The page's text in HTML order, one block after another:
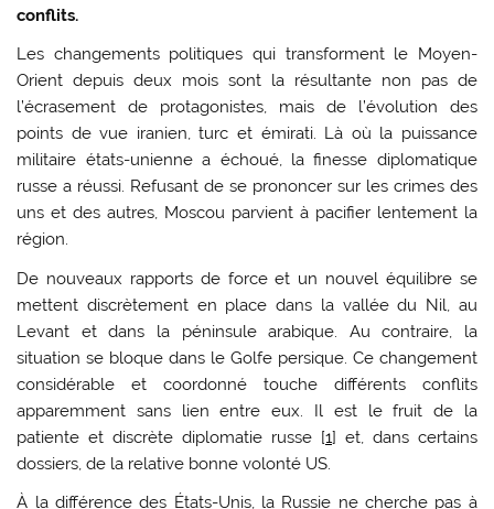
conflits.
Les changements politiques qui transforment le Moyen-
Orient depuis deux mois sont la résultante non pas de
l’écrasement de protagonistes, mais de l’évolution des
points de vue iranien, turc et émirati. Là où la puissance
militaire états-unienne a échoué, la finesse diplomatique
russe a réussi. Refusant de se prononcer sur les crimes des
uns et des autres, Moscou parvient à pacifier lentement la
région.
De nouveaux rapports de force et un nouvel équilibre se
mettent discrètement en place dans la vallée du Nil, au
Levant et dans la péninsule arabique. Au contraire, la
situation se bloque dans le Golfe persique. Ce changement
considérable et coordonné touche différents conflits
apparemment sans lien entre eux. Il est le fruit de la
patiente et discrète diplomatie russe [1] et, dans certains
dossiers, de la relative bonne volonté US.
À la différence des États-Unis, la Russie ne cherche pas à